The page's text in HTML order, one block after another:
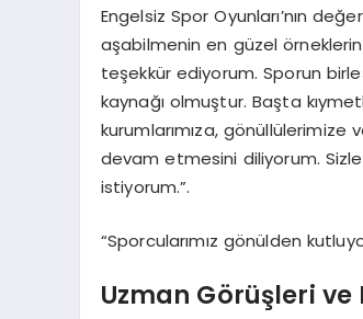
Engelsiz Spor Oyunları’nın
aşabilmenin en güzel
teşekkür ediyorum. Sporun
kaynağı olmuştur. Başta
kurumlarımıza, gönüllülerimize
devam etmesini diliyorum.
istiyorum.”.
“Sporcularımız gönülden
Uzman Görüşleri